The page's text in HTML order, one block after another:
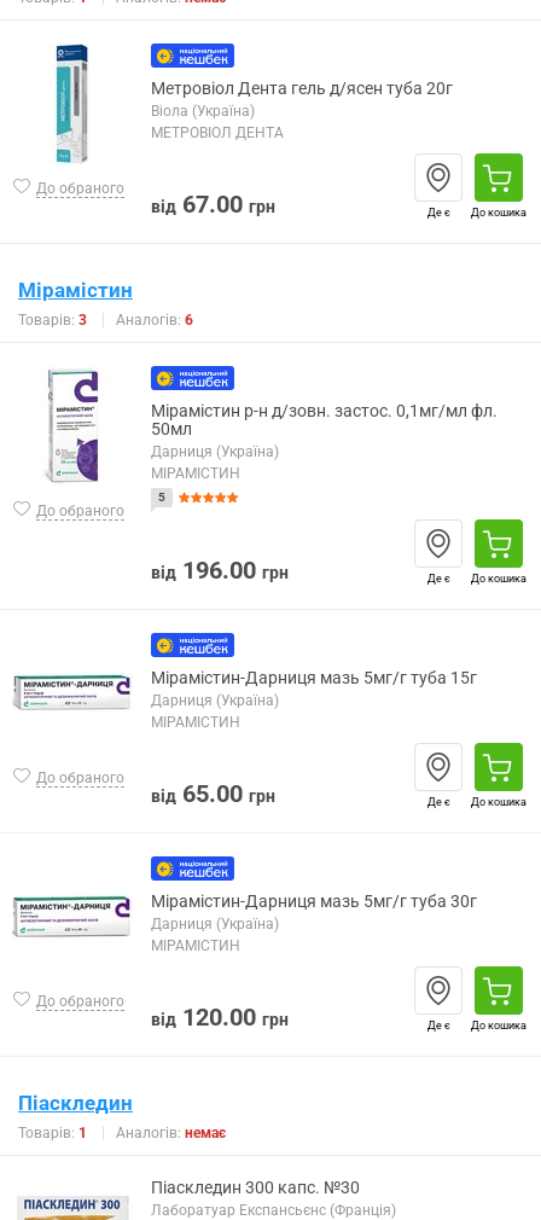
До обраного
Метровіол Дента гель д/ясен туба 20г
Віола (Україна)
МЕТРОВІОЛ ДЕНТА
від 67.00 грн Де є До кошика
Мірамістин
Товарів: 3 Аналогів: 6
До обраного
Мірамістин р-н д/зовн. застос. 0,1мг/мл фл.
50мл
Дарниця (Україна)
МІРАМІСТИН
5
від 196.00 грн Де є До кошика
До обраного
Мірамістин-Дарниця мазь 5мг/г туба 15г
Дарниця (Україна)
МІРАМІСТИН
від 65.00 грн Де є До кошика
До обраного
Мірамістин-Дарниця мазь 5мг/г туба 30г
Дарниця (Україна)
МІРАМІСТИН
від 120.00 грн Де є До кошика
Піаскледин
Товарів: 1 Аналогів: немає
Піаскледин 300 капс. №30
Лаборатуар Експансьєнс (Франція)